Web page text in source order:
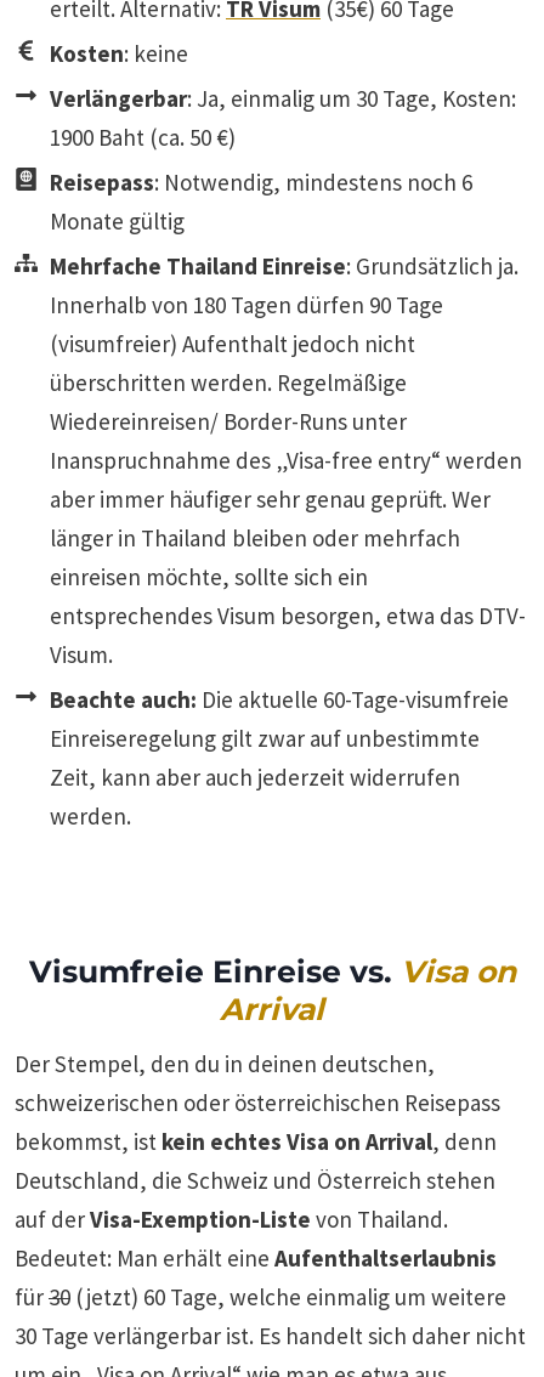
erteilt. Alternativ: TR Visum (35€) 60 Tage
Kosten: keine
Verlängerbar: Ja, einmalig um 30 Tage, Kosten:
1900 Baht (ca. 50 €)
Reisepass: Notwendig, mindestens noch 6
Monate gültig
Mehrfache Thailand Einreise: Grundsätzlich ja.
Innerhalb von 180 Tagen dürfen 90 Tage
(visumfreier) Aufenthalt jedoch nicht
überschritten werden. Regelmäßige
Wiedereinreisen/ Border-Runs unter
Inanspruchnahme des „Visa-free entry“ werden
aber immer häufiger sehr genau geprüft. Wer
länger in Thailand bleiben oder mehrfach
einreisen möchte, sollte sich ein
entsprechendes Visum besorgen, etwa das DTV-
Visum.
Beachte auch: Die aktuelle 60-Tage-visumfreie
Einreiseregelung gilt zwar auf unbestimmte
Zeit, kann aber auch jederzeit widerrufen
werden.
Visumfreie Einreise vs. Visa on
Arrival
Der Stempel, den du in deinen deutschen,
schweizerischen oder österreichischen Reisepass
bekommst, ist kein echtes Visa on Arrival, denn
Deutschland, die Schweiz und Österreich stehen
auf derVisa-Exemption-Liste von Thailand.
Bedeutet: Man erhält eine Aufenthaltserlaubnis
für30 (jetzt) 60 Tage, welche einmalig um weitere
30 Tage verlängerbar ist. Es handelt sich daher nicht